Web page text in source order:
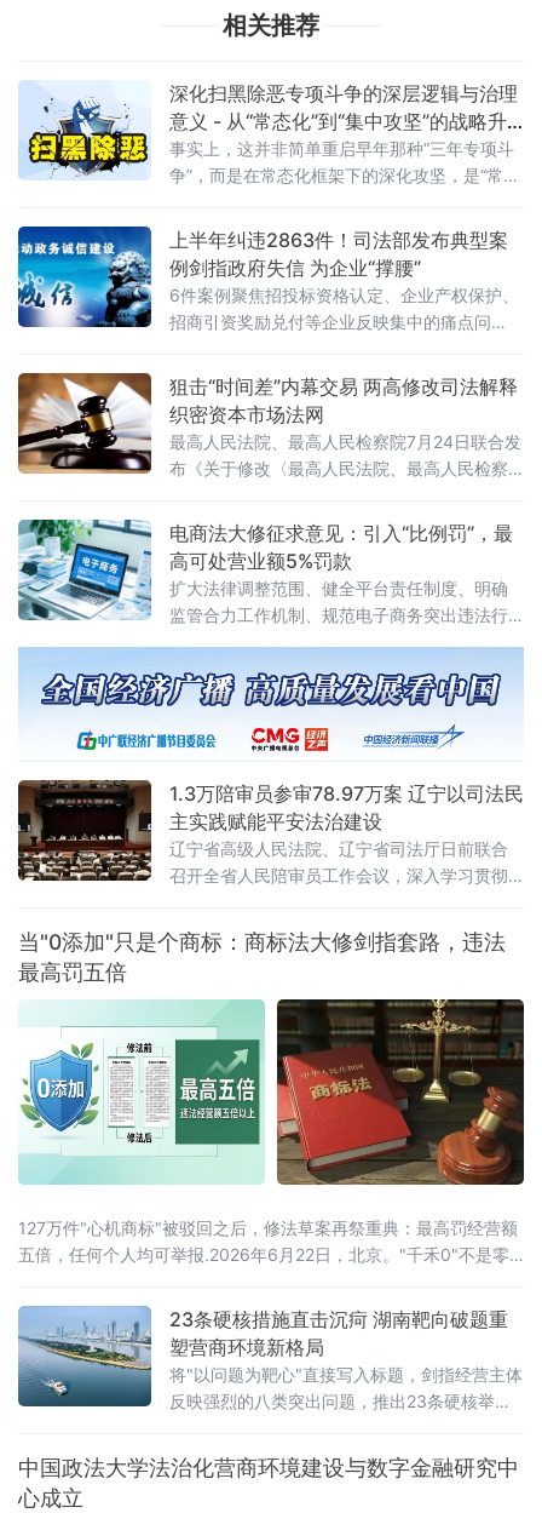
相关推荐
深化扫黑除恶专项斗争的深层逻辑与治理
意义 - 从“常态化”到“集中攻坚”的战略升
级
事实上，这并非简单重启早年那种“三年专项斗
争”，而是在常态化框架下的深化攻坚，是“常态
强调要严格依法办事、坚持实事求是，做到“是
黑恶一个不漏、不是黑恶一个不凑”
上半年纠违2863件！司法部发布典型案
例剑指政府失信 为企业“撑腰”
6件案例聚焦招投标资格认定、企业产权保护、
招商引资奖励兑付等企业反映集中的痛点问
不当行为“亮剑”，为纵深推进全国统一大市场建
设提供了坚实的法治保障。数据显示，2026年1
至6月，全国各级行政复议机构依法履行监督职
狙击“时间差”内幕交易 两高修改司法解释
织密资本市场法网
最高人民法院、最高人民检察院7月24日联合发
布《关于修改〈最高人民法院、最高人民检察
具体应用法律若干问题的解释〉的决定》（法
释〔2026〕13号）。修改决定已分别经最高人
民法院审判委员会第1961次会议、最高人民检
察院第十四届检察委员会第七十五次会议通
过，自2026年7月27日起施行。此次修改距
2012年《关于办理内幕交易、泄
电商法大修征求意见：引入“比例罚”，最
高可处营业额5%罚款
扩大法律调整范围、健全平台责任制度、明确
监管合力工作机制、规范电子商务突出违法行
1.3万陪审员参审78.97万案 辽宁以司法民
主实践赋能平安法治建设
辽宁省高级人民法院、辽宁省司法厅日前联合
召开全省人民陪审员工作会议，深入学习贯彻
要求，系统梳理人民陪审员制度落地实施以来
的实践成效，研判当前工作推进中的重点问
作的高质量发展，为更高水平平安辽宁、法治
辽宁建设注入坚实的司法民主动能。会议第一
时间传达了辽宁省委常委、政法委书记郑艺对
全省人
当"0添加"只是个商标：商标法大修剑指套路，违法
最高罚五倍
127万件"心机商标"被驳回之后，修法草案再祭重典：最高罚经营额
五倍，任何个人均可举报.2026年6月22日，北京。"千禾0"不是零
些让消费者频频踩坑的文字不过是一个注册商标，而非产品承诺
时，法律终于要动手了。6月22日，全国人大常委会法工委披露，商
标法修订草案二次审议稿将提请6月23日开幕的十四
23条硬核措施直击沉疴 湖南靶向破题重
塑营商环境新格局
将"以问题为靶心"直接写入标题，剑指经营主体
反映强烈的八类突出问题，推出23条硬核举
向全省营商环境的堵点痛点发起集中攻坚。精
准聚焦：八大领域，靶向施策与以往温和表述
中国政法大学法治化营商环境建设与数字金融研究中
心成立